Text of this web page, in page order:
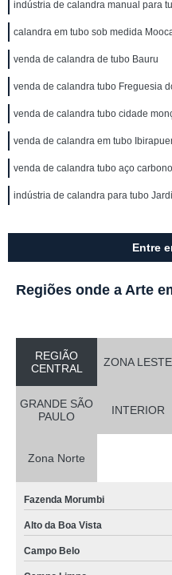
indústria de calandra manual para
calandra em tubo sob medida
venda de calandra de tubo Bauru
venda de calandra tubo Freguesia
venda de calandra tubo cidade
venda de calandra em tubo
venda de calandra tubo aço
indústria de calandra para tubo
Entre
Regiões onde a Arte
REGIÃO
CENTRAL
ZONA LESTE
GRANDE SÃO
PAULO
INTERIOR
Zona Norte
Fazenda Morumbi
Alto da Boa Vista
Campo Belo